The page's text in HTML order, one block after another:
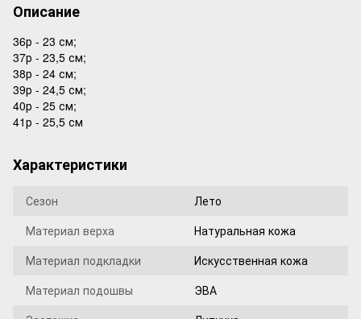
Описание
36р - 23 см;
37р - 23,5 см;
38р - 24 см;
39р - 24,5 см;
40р - 25 см;
41р - 25,5 см
Характеристики
Сезон
Лето
Материал верха
Натуральная кожа
Материал подкладки
Искусственная кожа
Материал подошвы
ЭВА